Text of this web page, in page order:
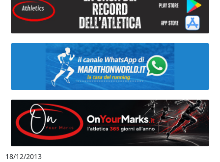
18/12/2013